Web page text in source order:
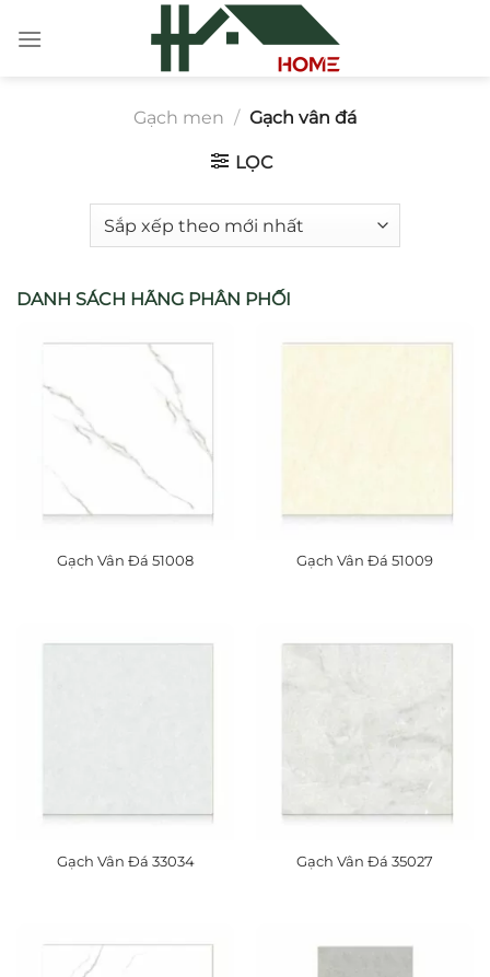
đến
Gạch men / Gạch vân đá
LỌC
DANH SÁCH HÃNG PHÂN PHỐI
Gạch Vân Đá 51008 Gạch Vân Đá 51009
Gạch Vân Đá 33034 Gạch Vân Đá 35027